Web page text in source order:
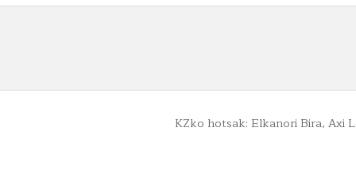
KZko hotsak: Elkanori Bira, Axi